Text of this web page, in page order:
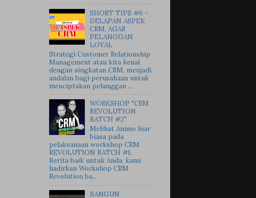
SHORT TIPS #6 -
DELAPAN ASPEK
CRM, AGAR
PELANGGAN
LOYAL
Strategi Customer Relationship
Management atau kita kenal
dengan singkatan CRM, menjadi
andalan bagi perusahaan untuk
menciptakan pelanggan ...
WORKSHOP "CRM
REVOLUTION
BATCH #2"
Melihat Animo luar
biasa pada
pelaksanaan workshop CRM
REVOLUTION BATCH #1,
Berita baik untuk Anda, kami
hadirkan Workshop CRM
Revolution ba...
BANGUN